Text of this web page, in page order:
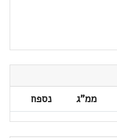
ממ"ג נספח